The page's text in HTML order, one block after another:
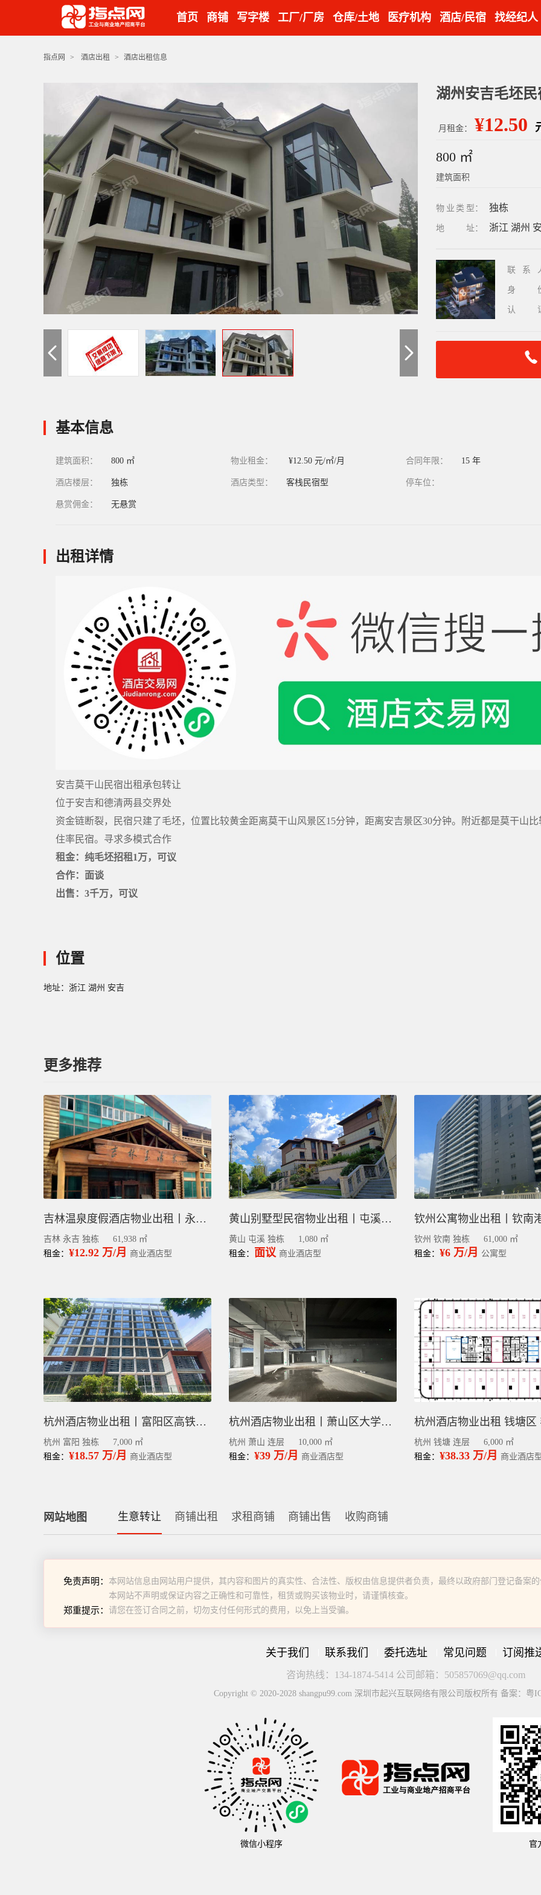
首页 商铺 写字楼 工厂/厂房 仓库/土地 医疗机构 酒店/民宿 找经纪人
指点网 > 酒店出租 > 酒店出租信息
月租金： ¥12.50
800 ㎡
建筑面积
物业类型 ： 独栋
地址： 浙江 湖州
联系
身
认
基本信息
建筑面积： 800 ㎡ 物业租金： ¥12.50 元/㎡/月 合同年限： 15 年
酒店楼层： 独栋 酒店类型： 客栈民宿型 停车位：
悬赏佣金： 无悬赏
出租详情
安吉莫干山民宿出租承包转让
位于安吉和德清两县交界处
资金链断裂，民宿只建了毛坯，位置比较黄金距离莫干山风景区15分钟，距离安吉景区30分钟。附近都是莫干山比
住率民宿。寻求多模式合作
租金：纯毛坯招租1万，可议
合作：面谈
出售：3千万，可议
位置
地址：浙江 湖州 安吉
更多推荐
吉林温泉度假酒店物业出租丨永吉县独栋毛坯6.1万平
吉林 永吉 独栋
61,938 ㎡
租金： ¥12.92 万/月 商业酒店型
黄山别墅型民宿物业出租丨屯溪高新区多个独栋可分割
黄山 屯溪 独栋
1,080 ㎡
租金： 面议 商业酒店型
钦州 钦南 独栋
61,000 ㎡
租金： ¥6 万/月 公寓型
杭州酒店物业出租丨富阳区高铁站整栋毛坯7千平
杭州 富阳 独栋
7,000 ㎡
租金： ¥18.57 万/月 商业酒店型
杭州酒店物业出租丨萧山区大学城毛坯1万平
杭州 萧山 连层
10,000 ㎡
租金： ¥39 万/月 商业酒店型
杭州 钱塘 连层
6,000 ㎡
租金： ¥38.33 万/月 商业酒店
网站地图 生意转让 商铺出租 求租商铺 商铺出售 收购商铺
免责声明： 本网站信息由网站用户提供，其内容和图片的真实性、合法性、版权由信息提供者负责，最终以政府部门登记备案
本网站不声明或保证内容之正确性和可靠性，租赁或购买该物业时，请谨慎核查。
郑重提示： 请您在签订合同之前，切勿支付任何形式的费用，以免上当受骗。
关于我们 联系我们 委托选址 常见问题 订阅推
咨询热线：134-1874-5414 公司邮箱：505857069@qq.com
Copyright © 2020-2028 shangpu99.com 深圳市起兴互联网络有限公司版权所有 备案：粤
微信小程序 官